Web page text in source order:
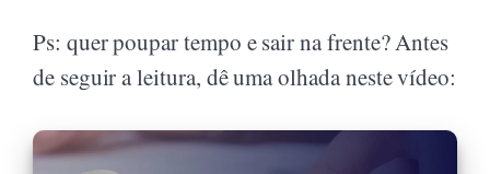
Ps: quer poupar tempo e sair na frente? Antes
de seguir a leitura, dê uma olhada neste vídeo: